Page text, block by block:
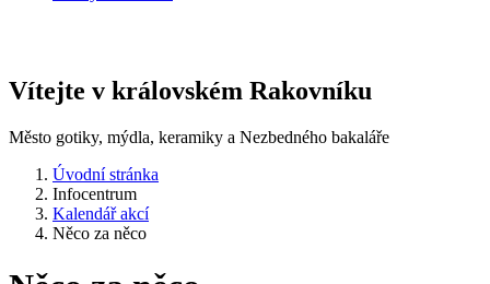
Vítejte v královském Rakovníku
Město gotiky, mýdla, keramiky a Nezbedného bakaláře
Úvodní stránka
Infocentrum
Kalendář akcí
Něco za něco